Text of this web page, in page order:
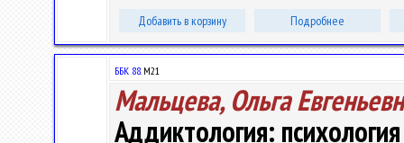
Добавить в корзину Подробнее
ББК 88.М21
Мальцева, Ольга
Аддиктология: